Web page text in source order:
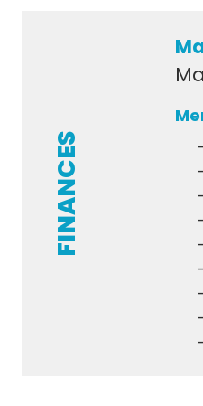
FINANCES